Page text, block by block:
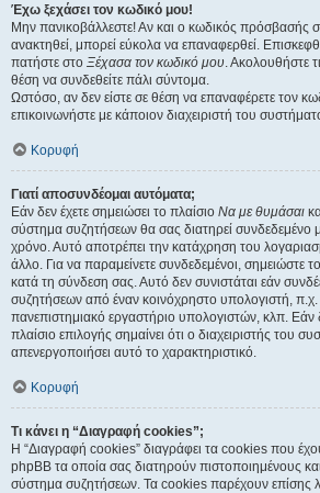
Έχω ξεχάσει τον κωδικό μου!
Μην πανικοβάλλεστε! Αν και ο κωδικός πρόσβασής
ανακτηθεί, μπορεί εύκολα να επαναφερθεί.
πατήστε στο Ξέχασα τον κωδικό μου. Ακολουθήστε
θέση να συνδεθείτε πάλι σύντομα.
Ωστόσο, αν δεν είστε σε θέση να επαναφέρετε τον
επικοινωνήστε με κάποιον διαχειριστή του
Κορυφή
Γιατί αποσυνδέομαι αυτόματα;
Εάν δεν έχετε σημειώσει το πλαίσιο Να με θυμάσαι
σύστημα συζητήσεων θα σας διατηρεί συνδεδεμένο
χρόνο. Αυτό αποτρέπει την κατάχρηση του
άλλο. Για να παραμείνετε συνδεδεμένοι, σημειώστε
κατά τη σύνδεση σας. Αυτό δεν συνιστάται εάν
συζητήσεων από έναν κοινόχρηστο υπολογιστή,
πανεπιστημιακό εργαστήριο υπολογιστών, κλπ. Εάν
πλαίσιο επιλογής σημαίνει ότι ο διαχειριστής του
απενεργοποιήσει αυτό το χαρακτηριστικό.
Κορυφή
Τι κάνει η “Διαγραφή cookies”;
Η “Διαγραφή cookies” διαγράφει τα cookies που
phpBB τα οποία σας διατηρούν πιστοποιημένους
σύστημα συζητήσεων. Τα cookies παρέχουν επίσης